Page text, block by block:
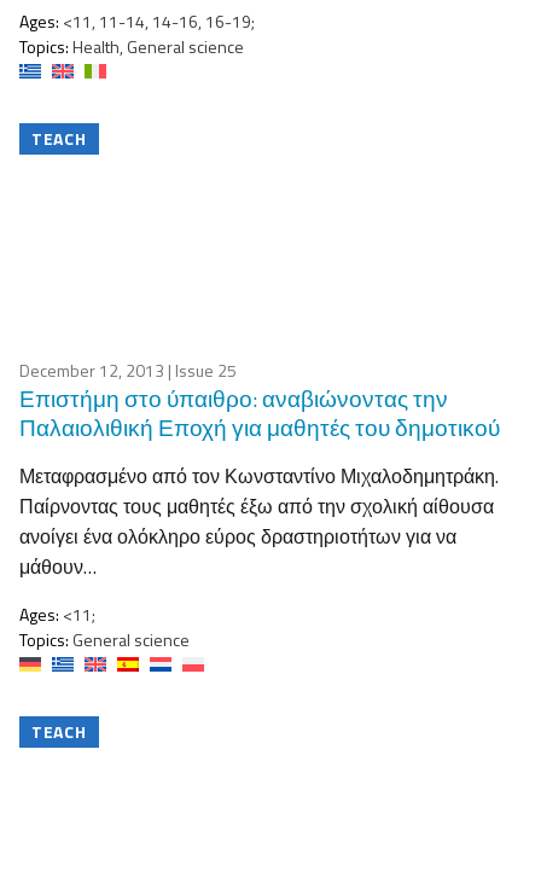
Ages: <11, 11-14, 14-16, 16-19;
Topics:Health, General science
TEACH
December 12, 2013 | Issue 25
Επιστήμη στο ύπαιθρο: αναβιώνοντας την
Παλαιολιθική Εποχή για μαθητές του δημοτικού
Μεταφρασμένο από τον Κωνσταντίνο Μιχαλοδημητράκη.
Παίρνοντας τους μαθητές έξω από την σχολική αίθουσα
ανοίγει ένα ολόκληρο εύρος δραστηριοτήτων για να
μάθουν…
Ages: <11;
Topics: General science
TEACH